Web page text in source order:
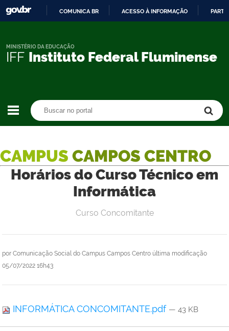
CONTEÚDO
COMUNICA BR ACESSO À INFORMAÇÃO
IFF Instituto Federal Fluminense
MINISTÉRIO DA EDUCAÇÃO
CAMPUS CAMPOS CENTRO
Horários do Curso Técnico em
Informática
por Comunicação Social do Campus Campos Centro última modificação
05/07/2022 16h43
Curso Concomitante
INFORMÁTICA CONCOMITANTE.pdf — 43 KB